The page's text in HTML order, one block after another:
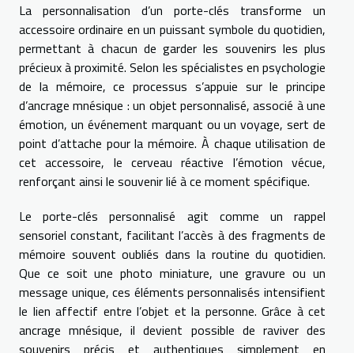
La personnalisation d’un porte-clés transforme un
accessoire ordinaire en un puissant symbole du quotidien,
permettant à chacun de garder les souvenirs les plus
précieux à proximité. Selon les spécialistes en psychologie
de la mémoire, ce processus s’appuie sur le principe
d’ancrage mnésique : un objet personnalisé, associé à une
émotion, un événement marquant ou un voyage, sert de
point d’attache pour la mémoire. À chaque utilisation de
cet accessoire, le cerveau réactive l’émotion vécue,
renforçant ainsi le souvenir lié à ce moment spécifique.
Le porte-clés personnalisé agit comme un rappel
sensoriel constant, facilitant l’accès à des fragments de
mémoire souvent oubliés dans la routine du quotidien.
Que ce soit une photo miniature, une gravure ou un
message unique, ces éléments personnalisés intensifient
le lien affectif entre l’objet et la personne. Grâce à cet
ancrage mnésique, il devient possible de raviver des
souvenirs précis et authentiques simplement en